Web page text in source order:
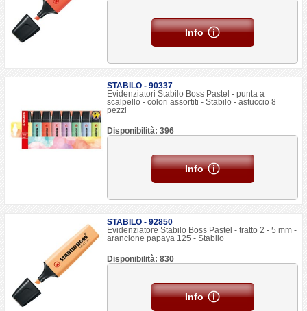
Info
STABILO - 90337
Evidenziatori Stabilo Boss Pastel - punta a
scalpello - colori assortiti - Stabilo - astuccio 8
pezzi
Disponibilità: 396
Info
STABILO - 92850
Evidenziatore Stabilo Boss Pastel - tratto 2 - 5 mm -
arancione papaya 125 - Stabilo
Disponibilità: 830
Info